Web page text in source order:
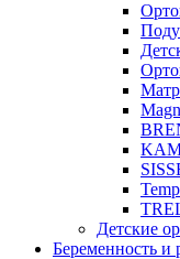
Детские
Беременность и